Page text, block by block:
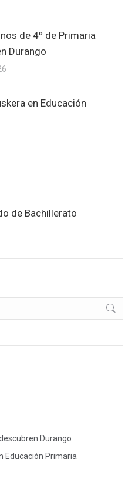
de 4º de Primaria
Durango
en Educación
de Bachillerato
Durango
Educación Primaria